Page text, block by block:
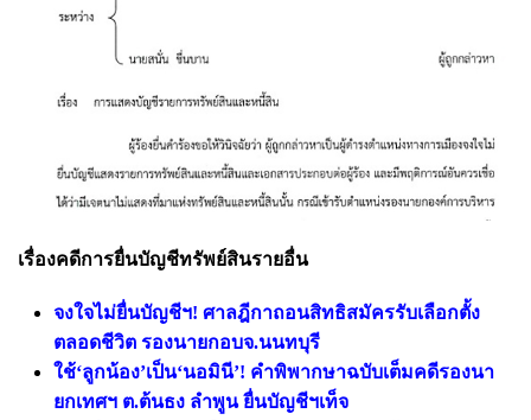
เรื่องคดีการยื่นบัญชีทรัพย์สินรายอื่น
จงใจไม่ยื่นบัญชีฯ! ศาลฎีกาถอนสิทธิสมัครรับเลือกตั้ง
ตลอดชีวิต รองนายกอบจ.นนทบุรี
ใช้‘ลูกน้อง’เป็น‘นอมินี’! คำพิพากษาฉบับเต็มคดีรองนา
ยกเทศฯ ต.ต้นธง ลำพูน ยื่นบัญชีฯเท็จ